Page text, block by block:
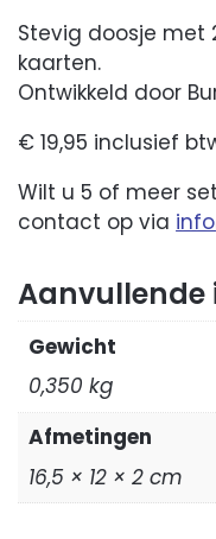
Stevig doosje met
kaarten.
Ontwikkeld door
€ 19,95 inclusief
Wilt u 5 of meer
contact op via
Gewicht
0,350 kg
Afmetingen
16,5 × 12 × 2 cm